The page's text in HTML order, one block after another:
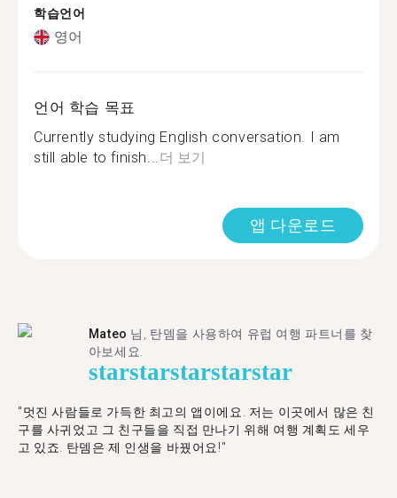
학습언어
영어
언어 학습 목표
Currently studying English conversation. I am
still able to finish...더 보기
앱 다운로드
Mateo 님, 탄뎀을 사용하여 유럽 여행 파트너를 찾
아보세요.
starstarstarstarstar
"멋진 사람들로 가득한 최고의 앱이에요. 저는 이곳에서 많은 친
구를 사귀었고 그 친구들을 직접 만나기 위해 여행 계획도 세우
고 있죠. 탄뎀은 제 인생을 바꿨어요!"